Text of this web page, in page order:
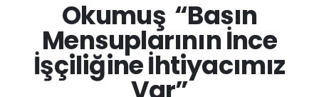
Okumuş “Basın
Mensuplarının İnce
İşçiliğine İhtiyacımız
ASAYİŞ
GÜNCEL
Trafik Durumu
Süper Lig Puan Durumu ve Fikstür